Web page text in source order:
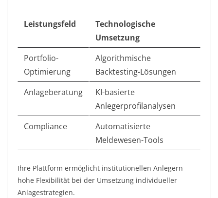
Leistungsfeld
Technologische
Umsetzung
Portfolio-
Optimierung
Algorithmische
Backtesting-Lösungen
Anlageberatung
KI-basierte
Anlegerprofilanalysen
Compliance
Automatisierte
Meldewesen-Tools
Ihre Plattform ermöglicht institutionellen Anlegern
hohe Flexibilität bei der Umsetzung individueller
Anlagestrategien.